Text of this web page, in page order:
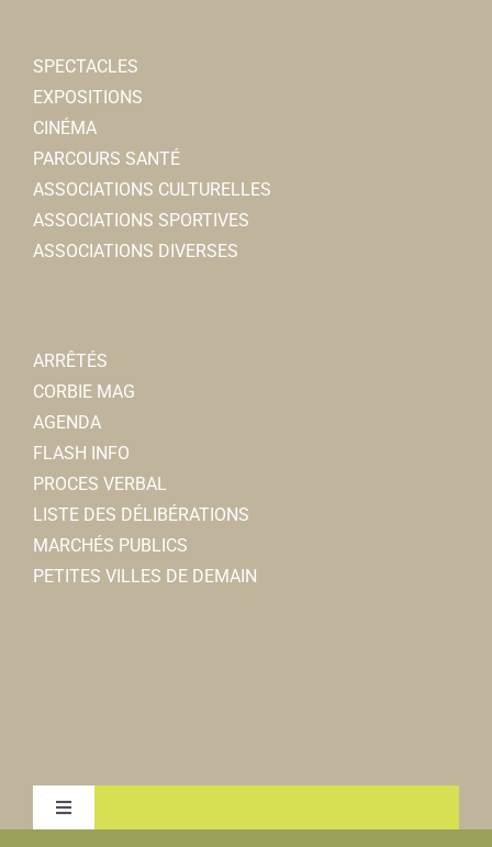
SPECTACLES
EXPOSITIONS
CINÉMA
PARCOURS SANTÉ
ASSOCIATIONS CULTURELLES
ASSOCIATIONS SPORTIVES
ASSOCIATIONS DIVERSES
ARRÊTÉS
CORBIE MAG
AGENDA
FLASH INFO
PROCES VERBAL
LISTE DES DÉLIBÉRATIONS
MARCHÉS PUBLICS
PETITES VILLES DE DEMAIN
Toggle